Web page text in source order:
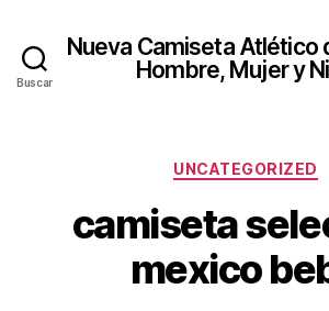
Buscar
Nueva Camiseta Atlético
Hombre, Mujer y
Categorías
UNCATEGORIZED
camiseta
mexico